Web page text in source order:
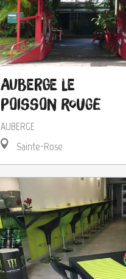
Auberge Le
Poisson Rouge
AUBERGE
Sainte-Rose